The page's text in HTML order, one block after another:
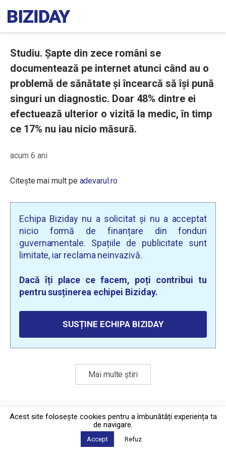
Studiu. Șapte din zece români se
documentează pe internet atunci când au o
problemă de sănătate și încearcă să își pună
singuri un diagnostic. Doar 48% dintre ei
efectuează ulterior o vizită la medic, în timp
ce 17% nu iau nicio măsură.
acum 6 ani
Citește mai mult pe adevarul.ro
Echipa Biziday nu a solicitat și nu a acceptat
nicio formă de finanțare din fonduri
guvernamentale. Spațiile de publicitate sunt
limitate, iar reclama neinvazivă.
Dacă îți place ce facem, poți contribui tu
pentru susținerea echipei Biziday.
SUSȚINE ECHIPA BIZIDAY
Mai multe știri
Politica de confidențialitate·Contact
2026 © Biziday
Acest site foloseşte cookies pentru a îmbunătăți experiența ta
de navigare.
Accept Refuz